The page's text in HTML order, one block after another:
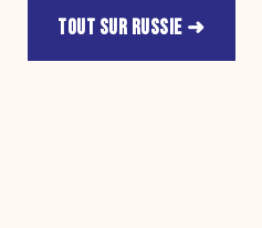
TOUT SUR RUSSIE